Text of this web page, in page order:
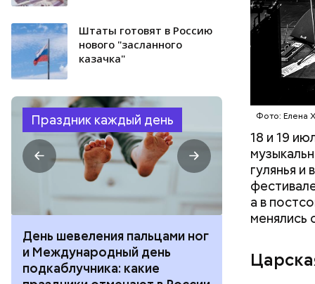
Штаты готовят в Россию
нового "засланного
казачка"
Праздник каждый день
День шевеления пальцами ног
и Международный день
подкаблучника: какие
горизонта и
курсанта:
Фото: Елена
18 и 19
гулянья
а в
менялись
Фото: